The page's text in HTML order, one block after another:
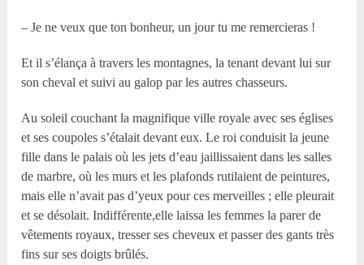
– Je ne veux que ton bonheur, un jour tu me remercieras !
Et il s’élança à travers les montagnes, la tenant devant lui sur
son cheval et suivi au galop par les autres chasseurs.
Au soleil couchant la magnifique ville royale avec ses églises
et ses coupoles s’étalait devant eux. Le roi conduisit la jeune
fille dans le palais où les jets d’eau jaillissaient dans les salles
de marbre, où les murs et les plafonds rutilaient de peintures,
mais elle n’avait pas d’yeux pour ces merveilles ; elle pleurait
et se désolait. Indifférente,elle laissa les femmes la parer de
vêtements royaux, tresser ses cheveux et passer des gants très
fins sur ses doigts brûlés.